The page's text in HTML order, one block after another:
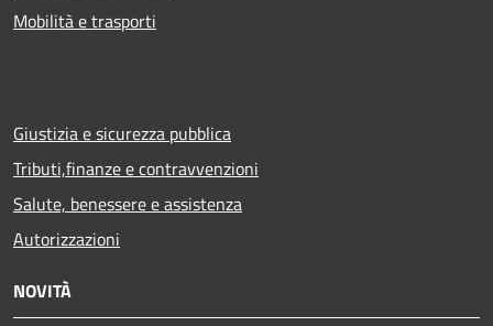
Mobilità e trasporti
Giustizia e sicurezza pubblica
Tributi,finanze e contravvenzioni
Salute, benessere e assistenza
Autorizzazioni
NOVITÀ